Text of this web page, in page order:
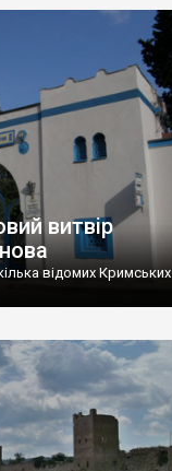
витвір
відомих Кримських